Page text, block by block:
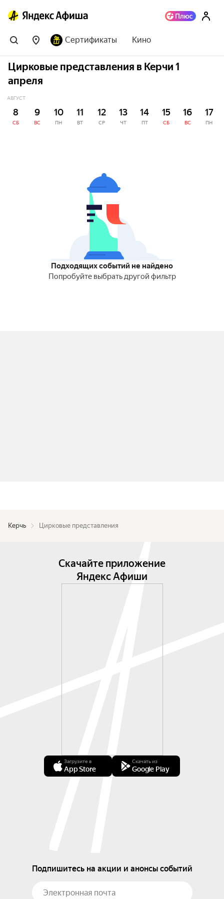
Сертификаты Кино
Цирковые представления в Керчи 1
апреля
АВГУСТ
8
СБ
9
ВС
10
ПН
11
ВТ
12
СР
13
ЧТ
14
ПТ
15
СБ
16
ВС
17
ПН
Подходящих событий не найдено
Попробуйте выбрать другой фильтр
Керчь Цирковые представления
Скачайте приложение
Яндекс Афиши
Загрузите в
App Store
Скачать из
Google Play
Подпишитесь на акции и анонсы событий